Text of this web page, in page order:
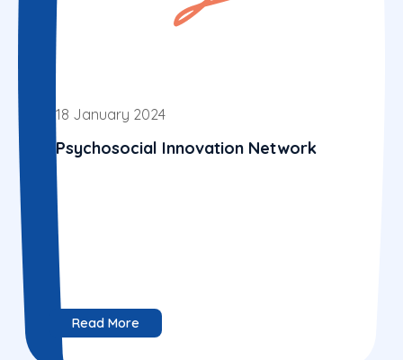
18 January 2024
Psychosocial Innovation Network
Read More